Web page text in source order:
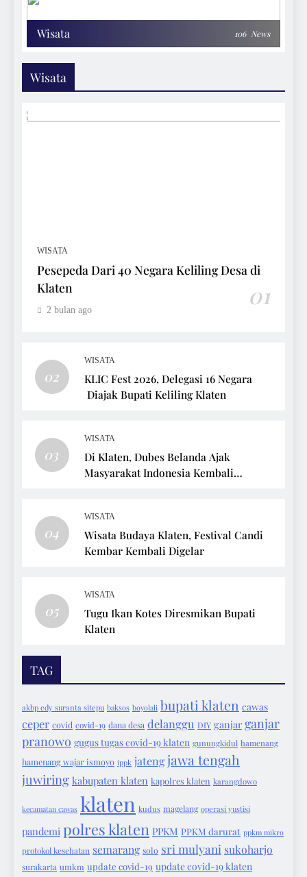
Wisata 106 News
Wisata
WISATA
Pesepeda Dari 40 Negara Keliling Desa di
Klaten
01
2 bulan ago
02
WISATA
KLIC Fest 2026, Delegasi 16 Negara
Diajak Bupati Keliling Klaten
03
WISATA
Di Klaten, Dubes Belanda Ajak
Masyarakat Indonesia Kembali
04
WISATA
Wisata Budaya Klaten, Festival Candi
Kembar Kembali Digelar
05
WISATA
Tugu Ikan Kotes Diresmikan Bupati
Klaten
TAG
akbp edy suranta sitepu baksos boyolali bupati klaten cawas
ceper covid covid-19 dana desa delanggu DIY ganjar ganjar
pranowo gugus tugas covid-19 klaten gunungkidul hamenang
hamenang wajar ismoyo ippk jatengjawa tengah
juwiring kabupaten klaten kapolres klaten karangdowo
kecamatan cawas klaten kudus magelang operasi yustisi
pandemi polres klaten PPKM PPKM darurat ppkm mikro
protokol kesehatan semarang solo sri mulyani sukoharjo
surakarta umkm update covid-19 update covid-19 klaten